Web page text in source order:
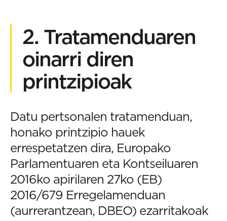
2. Tratamenduaren
oinarri diren
printzipioak
Datu pertsonalen tratamenduan,
honako printzipio hauek
errespetatzen dira, Europako
Parlamentuaren eta Kontseiluaren
2016ko apirilaren 27ko (EB)
2016/679 Erregelamenduan
(aurrerantzean, DBEO) ezarritakoak